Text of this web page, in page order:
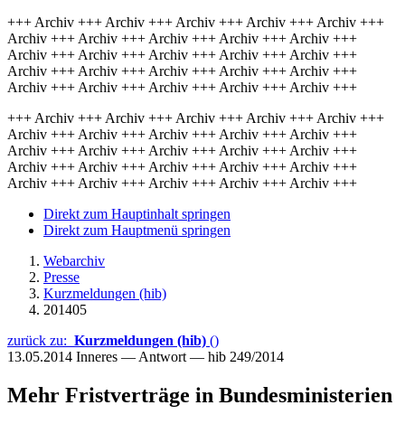
+++ Archiv +++ Archiv +++ Archiv +++ Archiv +++ Archiv +++
Archiv +++ Archiv +++ Archiv +++ Archiv +++ Archiv +++
Archiv +++ Archiv +++ Archiv +++ Archiv +++ Archiv +++
Archiv +++ Archiv +++ Archiv +++ Archiv +++ Archiv +++
Archiv +++ Archiv +++ Archiv +++ Archiv +++ Archiv +++
+++ Archiv +++ Archiv +++ Archiv +++ Archiv +++ Archiv +++
Archiv +++ Archiv +++ Archiv +++ Archiv +++ Archiv +++
Archiv +++ Archiv +++ Archiv +++ Archiv +++ Archiv +++
Archiv +++ Archiv +++ Archiv +++ Archiv +++ Archiv +++
Archiv +++ Archiv +++ Archiv +++ Archiv +++ Archiv +++
Direkt zum Hauptinhalt springen
Direkt zum Hauptmenü springen
Webarchiv
Presse
Kurzmeldungen (hib)
201405
zurück zu: Kurzmeldungen (hib) ()
13.05.2014 Inneres — Antwort — hib 249/2014
Mehr Fristverträge in Bundesministerien